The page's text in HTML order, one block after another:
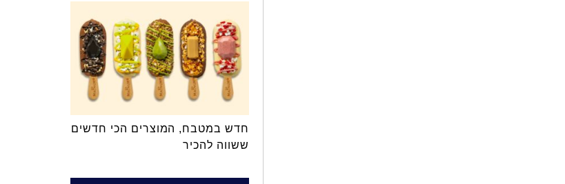
חדש במטבח, המוצרים הכי חדשים
ששווה להכיר